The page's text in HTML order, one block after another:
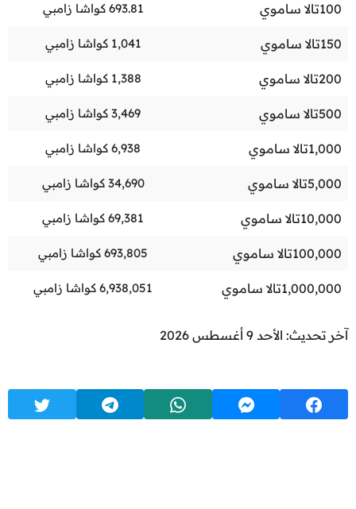
100تالا ساموي 693.81 كواشا زامبي
150تالا ساموي 1,041 كواشا زامبي
200تالا ساموي 1,388 كواشا زامبي
500تالا ساموي 3,469 كواشا زامبي
1,000تالا ساموي 6,938 كواشا زامبي
5,000تالا ساموي 34,690 كواشا زامبي
10,000تالا ساموي 69,381 كواشا زامبي
100,000تالا ساموي 693,805 كواشا زامبي
1,000,000تالا ساموي 6,938,051 كواشا زامبي
آخر تحديث: الأحد 9 أغسطس 2026